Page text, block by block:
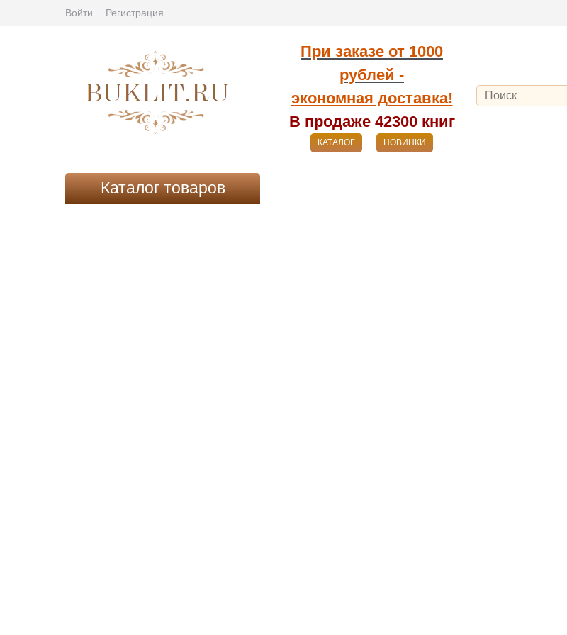
Войти Регистрация
При заказе от 1000
рублей -
экономная доставка!
В продаже 42300 книг
КАТАЛОГ НОВИНКИ
Каталог товаров